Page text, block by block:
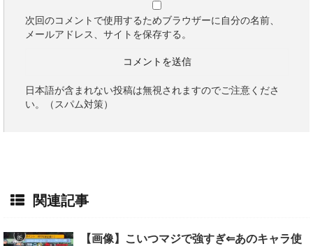
次回のコメントで使用するためブラウザーに自分の名前、
メールアドレス、サイトを保存する。
日本語が含まれない投稿は無視されますのでご注意くださ
い。（スパム対策）
関連記事
【画像】こいつマジで強すぎ⇐あのキャラ使